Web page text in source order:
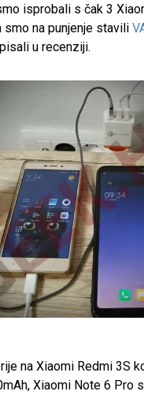
isprobali s čak 3
smo na punjenje stavili
u recenziji.
na Xiaomi Redmi 3S
Xiaomi Note 6 Pro